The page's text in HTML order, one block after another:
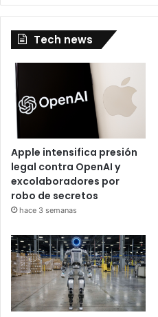
Tech news
Apple intensifica presión
legal contra OpenAI y
excolaboradores por
robo de secretos
hace 3 semanas